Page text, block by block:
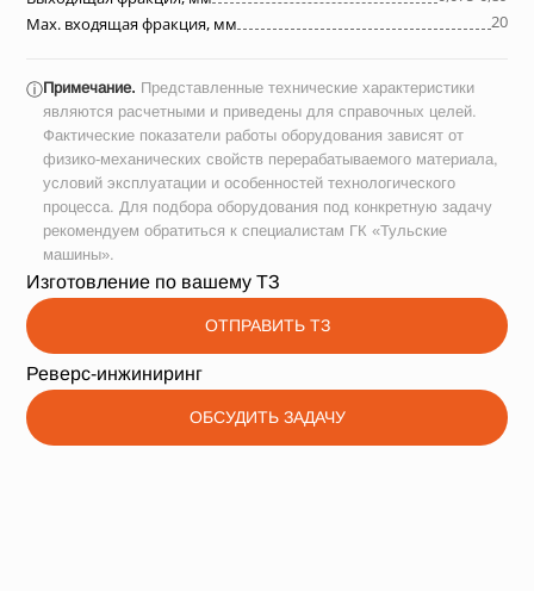
Max. входящая фракция, мм
20
ⓘПримечание. Представленные технические характеристики
являются расчетными и приведены для справочных целей.
Фактические показатели работы оборудования зависят от
физико-механических свойств перерабатываемого материала,
условий эксплуатации и особенностей технологического
процесса. Для подбора оборудования под конкретную задачу
рекомендуем обратиться к специалистам ГК «Тульские
машины».
Изготовление по вашему ТЗ
ОТПРАВИТЬ ТЗ
Реверс-инжиниринг
ОБСУДИТЬ ЗАДАЧУ